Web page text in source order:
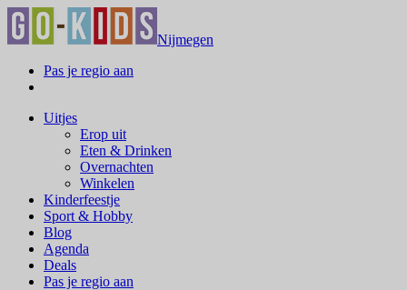
Nijmegen
Pas je regio aan
Uitjes
Erop uit
Eten & Drinken
Overnachten
Winkelen
Kinderfeestje
Sport & Hobby
Blog
Agenda
Deals
Pas je regio aan